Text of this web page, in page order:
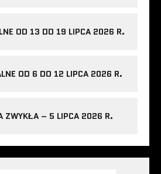
OD 13 DO 19 LIPCA 2026 R.
OD 6 DO 12 LIPCA 2026 R.
ZWYKŁA – 5 LIPCA 2026 R.